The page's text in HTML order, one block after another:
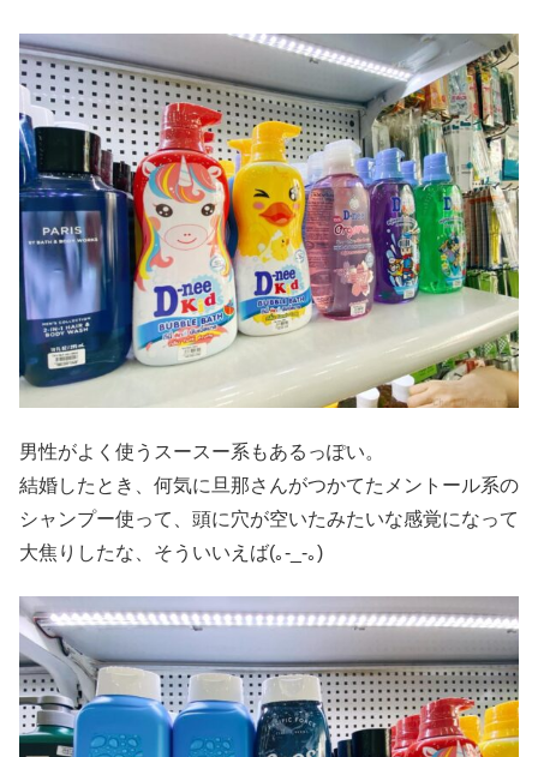
男性がよく使うスースー系もあるっぽい。
結婚したとき、何気に旦那さんがつかてたメントール系の
シャンプー使って、頭に穴が空いたみたいな感覚になって
大焦りしたな、そういいえば(｡-_-｡)